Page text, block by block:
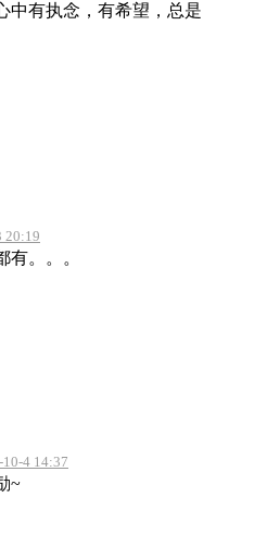
中有执念，有希望，总是
20:19
。。。
4 14:37
~